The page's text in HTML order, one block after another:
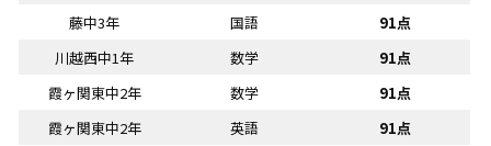
藤中3年
国語
91点
川越西中1年
数学
91点
霞ヶ関東中2年
数学
91点
霞ヶ関東中2年
英語 91点